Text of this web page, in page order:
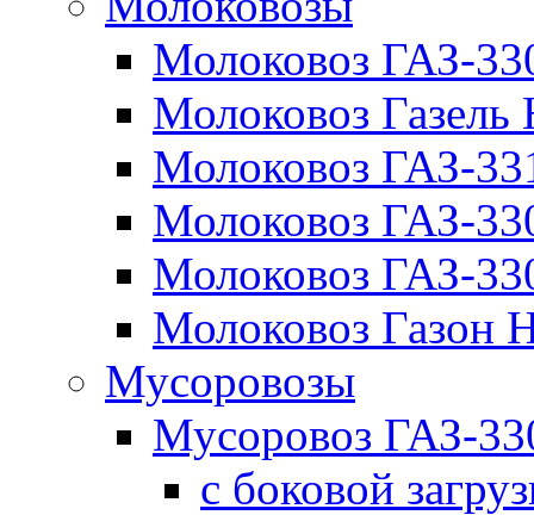
Молоковоз ГАЗ-
Молоковоз
Молоковоз ГАЗ-
Молоковоз ГАЗ-
Молоковоз ГАЗ-
Молоковоз Газон
Мусоровозы
Мусоровоз ГАЗ-
с боковой